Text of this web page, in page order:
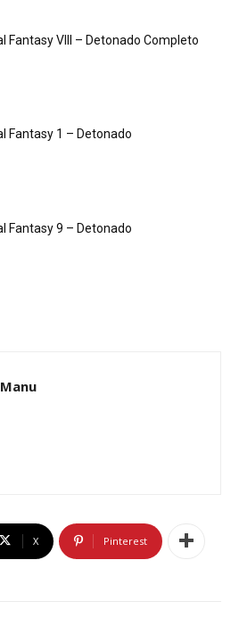
Fantasy VIII – Detonado Completo
Fantasy 1 – Detonado
Fantasy 9 – Detonado
Manu
X Pinterest